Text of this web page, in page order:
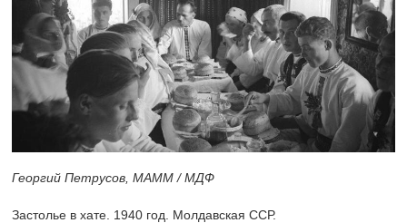
Георгий Петрусов, МАММ / МДФ
Застолье в хате. 1940 год. Молдавская ССР.